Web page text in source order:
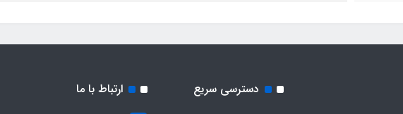
دسترسی سریع ارتباط با ما